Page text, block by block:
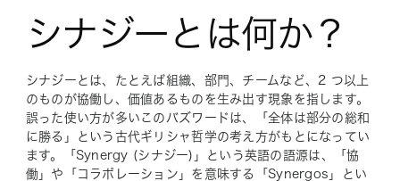
シナジーとは何か？
シナジーとは、たとえば組織、部門、チームなど、2 つ以上
のものが協働し、価値あるものを生み出す現象を指します。
誤った使い方が多いこのバズワードは、「全体は部分の総和
に勝る」という古代ギリシャ哲学の考え方がもとになってい
ます。「Synergy (シナジー)」という英語の語源は、「協
働」や「コラボレーション」を意味する「Synergos」とい